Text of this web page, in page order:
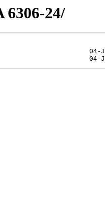
6306-24/